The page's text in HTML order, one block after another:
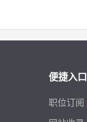
便捷入口
职位订阅